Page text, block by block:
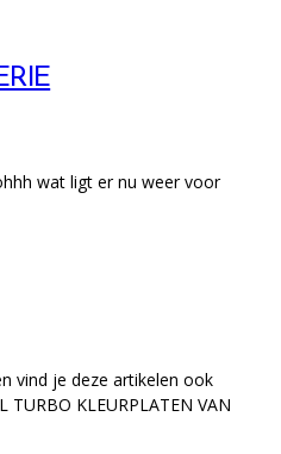
wat ligt er nu weer voor
vind je deze artikelen ook
KLEURPLATEN VAN